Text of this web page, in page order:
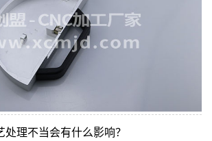
理不当会有什么影响？